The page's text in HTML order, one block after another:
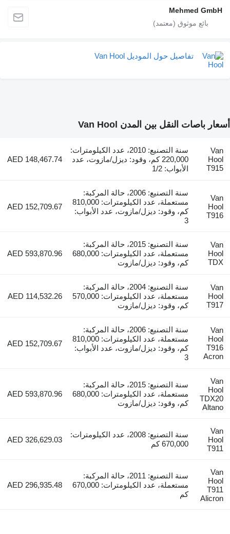
Mehmed GmbH
تفاصيل حول الموديل Van Hool
أسعار باصات النقل بين المدن Van Hool
Van
Hool
T915
سنة التصنيع: 2010، عدد الكيلومترات:
220,000 كم، وقود: ديزل/مازوت، عدد
الأبواب: 1/2
AED 148,467.74
Van
Hool
T916
سنة التصنيع: 2006، حالة المركبة:
مستعملة، عدد الكيلومترات: 810,000
كم، وقود: ديزل/مازوت، عدد الأبواب:
3
AED 152,709.67
Van
Hool
TDX
سنة التصنيع: 2015، حالة المركبة:
مستعملة، عدد الكيلومترات: 680,000
كم، وقود: ديزل/مازوت
AED 593,870.96
Van
Hool
T917
سنة التصنيع: 2004، حالة المركبة:
مستعملة، عدد الكيلومترات: 570,000
كم، وقود: ديزل/مازوت
AED 114,532.26
Van
Hool
T916
Acron
سنة التصنيع: 2006، حالة المركبة:
مستعملة، عدد الكيلومترات: 810,000
كم، وقود: ديزل/مازوت، عدد الأبواب:
3
AED 152,709.67
Van
Hool
TDX20
Altano
سنة التصنيع: 2015، حالة المركبة:
مستعملة، عدد الكيلومترات: 680,000
كم، وقود: ديزل/مازوت
AED 593,870.96
Van
Hool
T911
سنة التصنيع: 2008، عدد الكيلومترات:
670,000 كم
AED 326,629.03
Van
Hool
T911
Alicron
سنة التصنيع: 2011، حالة المركبة:
مستعملة، عدد الكيلومترات: 670,000
كم
AED 296,935.48